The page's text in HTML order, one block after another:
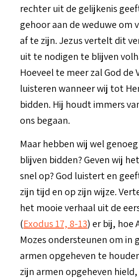
rechter uit de gelijkenis
gehoor aan de weduwe om
af te zijn. Jezus vertelt dit
uit te nodigen te blijven
Hoeveel te meer zal God de
luisteren wanneer wij tot
bidden. Hij houdt immers
ons begaan.
Maar hebben wij wel
blijven bidden? Geven wij
snel op? God luistert en
zijn tijd en op zijn wijze.
het mooie verhaal uit de
(Exodus 17, 8-13) er bij, hoe
Mozes ondersteunen om in
armen opgeheven te
zijn armen opgeheven